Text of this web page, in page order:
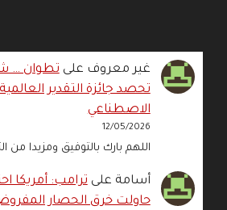
غير معروف على
الاصطناعي
12/05/2026
اللهم بارك بالتوفيق ومزيدا من
أسامة علىترامب: أمريكا
حاولت خرق الحصار